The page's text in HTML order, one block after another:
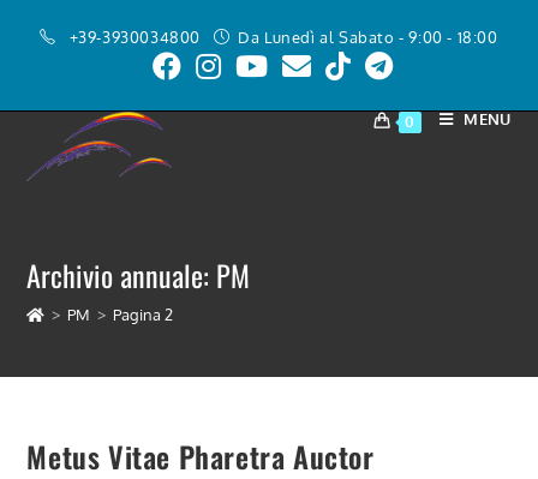
+39-3930034800 Da Lunedì al Sabato - 9:00 - 18:00
0 MENU
Archivio annuale: PM
> PM > Pagina 2
Metus Vitae Pharetra Auctor